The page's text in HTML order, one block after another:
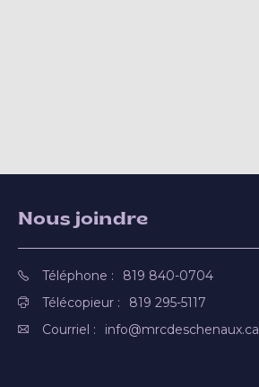
Nous joindre
Téléphone :
819 840-0704
Télécopieur :
819 295-5117
Courriel :
info@mrcdeschenaux.ca